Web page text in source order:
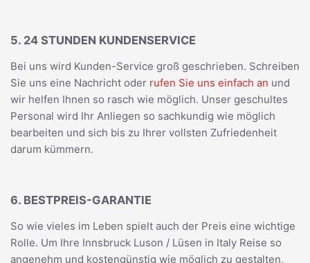
5. 24 STUNDEN KUNDENSERVICE
Bei uns wird Kunden-Service groß geschrieben. Schreiben
Sie uns eine Nachricht oder rufen Sie uns einfach an und
wir helfen Ihnen so rasch wie möglich. Unser geschultes
Personal wird Ihr Anliegen so sachkundig wie möglich
bearbeiten und sich bis zu Ihrer vollsten Zufriedenheit
darum kümmern.
6. BESTPREIS-GARANTIE
So wie vieles im Leben spielt auch der Preis eine wichtige
Rolle. Um Ihre Innsbruck Luson / Lüsen in Italy Reise so
angenehm und kostengünstig wie möglich zu gestalten,